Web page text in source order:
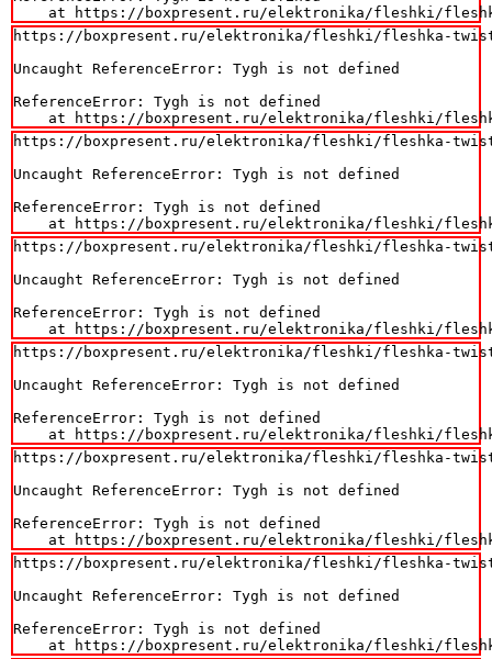
at https://boxpresent.ru/elektronika/fleshki/
https://boxpresent.ru/elektronika/fleshki/fleshka-twist-
Uncaught ReferenceError: Tygh is not defined
ReferenceError: Tygh is not defined
at https://boxpresent.ru/elektronika/fleshki/
https://boxpresent.ru/elektronika/fleshki/fleshka-twist-
Uncaught ReferenceError: Tygh is not defined
ReferenceError: Tygh is not defined
at https://boxpresent.ru/elektronika/fleshki/
https://boxpresent.ru/elektronika/fleshki/fleshka-twist-
Uncaught ReferenceError: Tygh is not defined
ReferenceError: Tygh is not defined
at https://boxpresent.ru/elektronika/fleshki/
https://boxpresent.ru/elektronika/fleshki/fleshka-twist-
Uncaught ReferenceError: Tygh is not defined
ReferenceError: Tygh is not defined
at https://boxpresent.ru/elektronika/fleshki/
https://boxpresent.ru/elektronika/fleshki/fleshka-twist-
Uncaught ReferenceError: Tygh is not defined
ReferenceError: Tygh is not defined
at https://boxpresent.ru/elektronika/fleshki/
https://boxpresent.ru/elektronika/fleshki/fleshka-twist-
Uncaught ReferenceError: Tygh is not defined
ReferenceError: Tygh is not defined
at https://boxpresent.ru/elektronika/fleshki/